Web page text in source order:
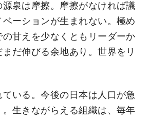
泉は摩擦。摩擦がなければ議
ーションが生まれない。極め
甘えを少なくともリーダーか
だ伸びる余地あり。世界をリ
いる。今後の日本は人口が急
生きながらえる組織は、毎年